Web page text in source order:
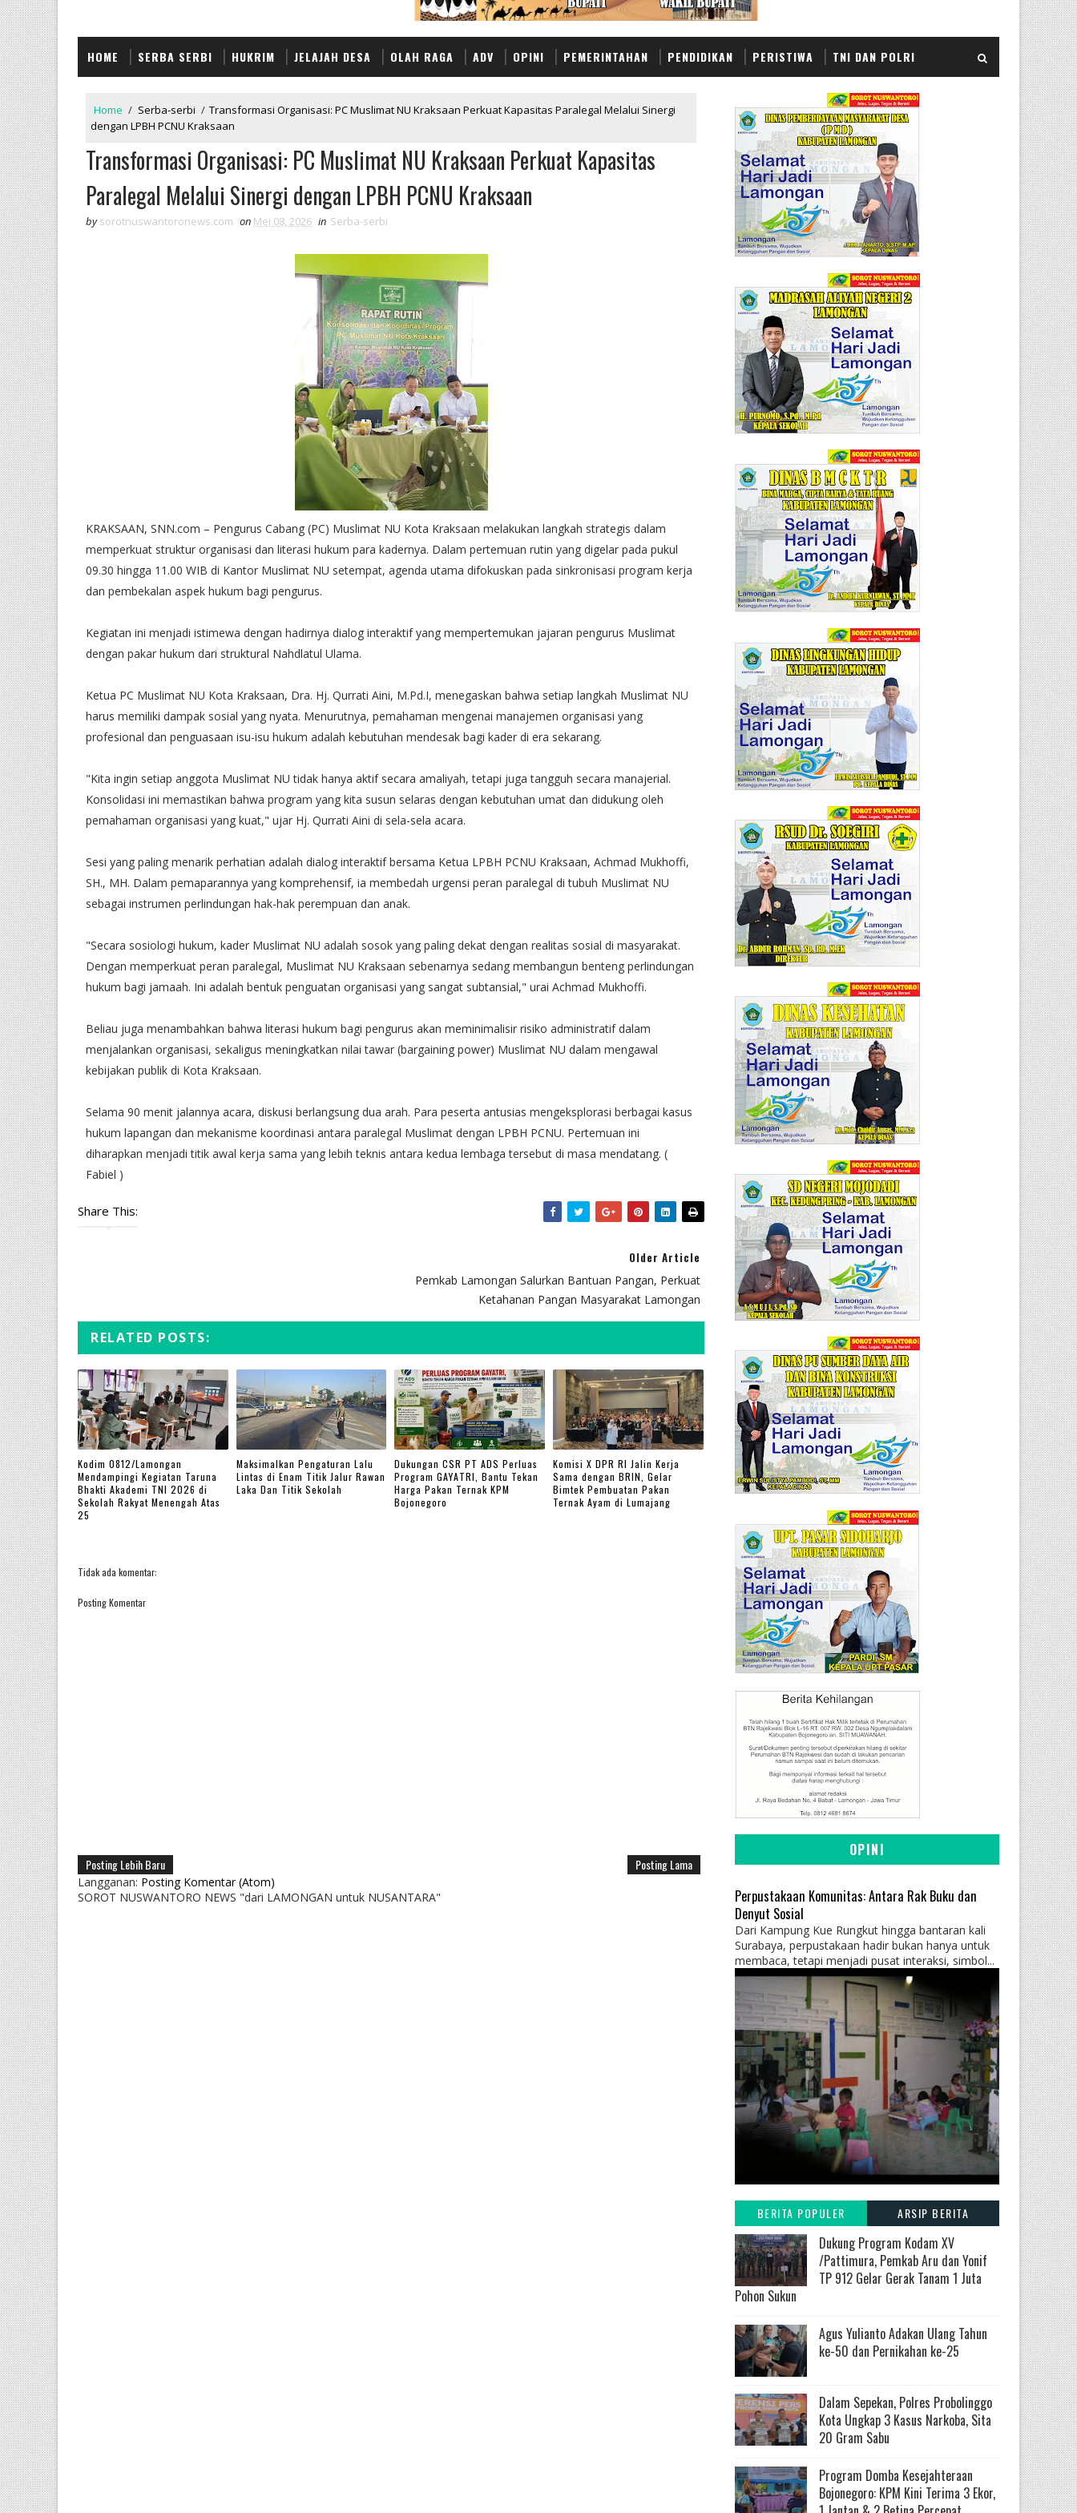
HOME SERBA SERBI HUKRIM JELAJAH DESA OLAH RAGA ADV OPINI PEMERINTAHAN PENDIDIKAN PERISTIWA TNI DAN POLRI
Home / Serba-serbi / ‎Transformasi Organisasi: PC Muslimat NU Kraksaan Perkuat Kapasitas Paralegal Melalui Sinergi
dengan LPBH PCNU Kraksaan
‎Transformasi Organisasi: PC Muslimat NU Kraksaan Perkuat Kapasitas
Paralegal Melalui Sinergi dengan LPBH PCNU Kraksaan
by sorotnuswantoronews.com on Mei 08, 2026 in Serba-serbi
KRAKSAAN, SNN.com – Pengurus Cabang (PC) Muslimat NU Kota Kraksaan melakukan langkah strategis dalam
memperkuat struktur organisasi dan literasi hukum para kadernya. Dalam pertemuan rutin yang digelar pada pukul
09.30 hingga 11.00 WIB di Kantor Muslimat NU setempat, agenda utama difokuskan pada sinkronisasi program kerja
dan pembekalan aspek hukum bagi pengurus.
‎​Kegiatan ini menjadi istimewa dengan hadirnya dialog interaktif yang mempertemukan jajaran pengurus Muslimat
dengan pakar hukum dari struktural Nahdlatul Ulama.
‎​Ketua PC Muslimat NU Kota Kraksaan, Dra. Hj. Qurrati Aini, M.Pd.I, menegaskan bahwa setiap langkah Muslimat NU
harus memiliki dampak sosial yang nyata. Menurutnya, pemahaman mengenai manajemen organisasi yang
profesional dan penguasaan isu-isu hukum adalah kebutuhan mendesak bagi kader di era sekarang.
‎​"Kita ingin setiap anggota Muslimat NU tidak hanya aktif secara amaliyah, tetapi juga tangguh secara manajerial.
Konsolidasi ini memastikan bahwa program yang kita susun selaras dengan kebutuhan umat dan didukung oleh
pemahaman organisasi yang kuat," ujar Hj. Qurrati Aini di sela-sela acara.
‎​Sesi yang paling menarik perhatian adalah dialog interaktif bersama Ketua LPBH PCNU Kraksaan, Achmad Mukhoffi,
SH., MH. Dalam pemaparannya yang komprehensif, ia membedah urgensi peran paralegal di tubuh Muslimat NU
sebagai instrumen perlindungan hak-hak perempuan dan anak.
‎​"Secara sosiologi hukum, kader Muslimat NU adalah sosok yang paling dekat dengan realitas sosial di masyarakat.
Dengan memperkuat peran paralegal, Muslimat NU Kraksaan sebenarnya sedang membangun benteng perlindungan
hukum bagi jamaah. Ini adalah bentuk penguatan organisasi yang sangat subtansial," urai Achmad Mukhoffi.
‎​Beliau juga menambahkan bahwa literasi hukum bagi pengurus akan meminimalisir risiko administratif dalam
menjalankan organisasi, sekaligus meningkatkan nilai tawar (bargaining power) Muslimat NU dalam mengawal
kebijakan publik di Kota Kraksaan.
‎​Selama 90 menit jalannya acara, diskusi berlangsung dua arah. Para peserta antusias mengeksplorasi berbagai kasus
hukum lapangan dan mekanisme koordinasi antara paralegal Muslimat dengan LPBH PCNU. Pertemuan ini
diharapkan menjadi titik awal kerja sama yang lebih teknis antara kedua lembaga tersebut di masa mendatang. (
Fabiel )
Share This:
Older Article
Pemkab Lamongan Salurkan Bantuan Pangan, Perkuat
Ketahanan Pangan Masyarakat Lamongan
RELATED POSTS:
Kodim 0812/Lamongan
Mendampingi Kegiatan Taruna
Bhakti Akademi TNI 2026 di
Sekolah Rakyat Menengah Atas
25
Maksimalkan Pengaturan Lalu
Lintas di Enam Titik Jalur Rawan
Laka Dan Titik Sekolah
Dukungan CSR PT ADS Perluas
Program GAYATRI, Bantu Tekan
Harga Pakan Ternak KPM
Bojonegoro
Komisi X DPR RI Jalin Kerja
Sama dengan BRIN, Gelar
Bimtek Pembuatan Pakan
Ternak Ayam di Lumajang
Tidak ada komentar:
Posting Komentar
Posting Lebih Baru Posting Lama
Langganan: Posting Komentar (Atom)
SOROT NUSWANTORO NEWS "dari LAMONGAN untuk NUSANTARA"
OPINI
Perpustakaan Komunitas: Antara Rak Buku dan
Denyut Sosial
Dari Kampung Kue Rungkut hingga bantaran kali
Surabaya, perpustakaan hadir bukan hanya untuk
membaca, tetapi menjadi pusat interaksi, simbol...
BERITA POPULER ARSIP BERITA
Dukung Program Kodam XV
/Pattimura, Pemkab Aru dan Yonif
TP 912 Gelar Gerak Tanam 1 Juta
Pohon Sukun
Agus Yulianto Adakan Ulang Tahun
ke-50 dan Pernikahan ke-25
Dalam Sepekan, Polres Probolinggo
Kota Ungkap 3 Kasus Narkoba, Sita
20 Gram Sabu
Program Domba Kesejahteraan
Bojonegoro: KPM Kini Terima 3 Ekor,